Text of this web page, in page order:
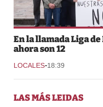
En la llamada Liga
ahora son 12
LOCALES-18:39
LAS MÁS LEIDAS